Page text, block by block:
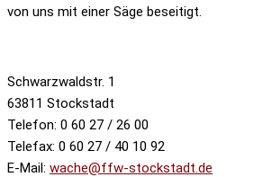
von uns mit einer Säge beseitigt.
Schwarzwaldstr. 1
63811 Stockstadt
Telefon: 0 60 27 / 26 00
Telefax: 0 60 27 / 40 10 92
E-Mail: wache@ffw-stockstadt.de